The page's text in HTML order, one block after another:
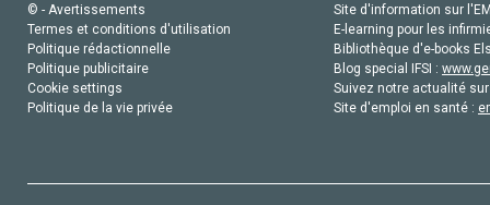
© - Avertissements
Termes et conditions d'utilisation
Politique rédactionnelle
Politique publicitaire
Cookie settings
Politique de la vie privée
Site d'information sur
E-learning pour les
Bibliothèque d'e-books
Blog special IFSI :
Suivez notre actualité
Site d'emploi en santé :